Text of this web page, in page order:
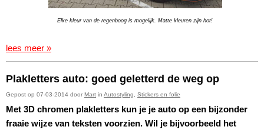
Elke kleur van de regenboog is mogelijk. Matte kleuren zijn hot!
lees meer »
Plakletters auto: goed geletterd de weg op
Gepost op 07-03-2014 door Mart in Autostyling Stickers en folie
Met 3D chromen plakletters kun je je auto op een bijzonder
fraaie wijze van teksten voorzien. Wil je bijvoorbeeld het